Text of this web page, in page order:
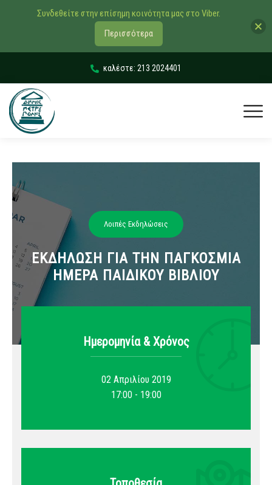
καλέστε: 213 2024401
Λοιπές Εκδηλώσεις
ΕΚΔΗΛΩΣΗ ΓΙΑ ΤΗΝ ΠΑΓΚΟΣΜΙΑ
ΗΜΕΡΑ ΠΑΙΔΙΚΟΥ ΒΙΒΛΙΟΥ
Ημερομηνία & Xρόνος
02 Απριλίου 2019
17:00 - 19:00
Συνδεθείτε στην επίσημη κοινότητα μας στο Viber.
Περισσότερα